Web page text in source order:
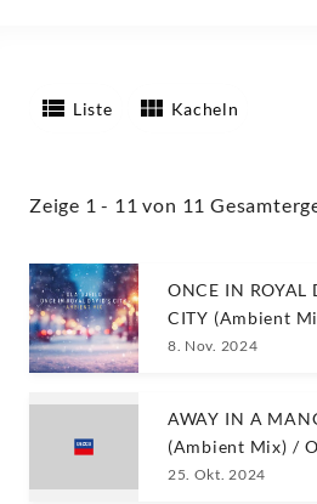
Liste Kacheln
Zeige 1 - 11 von 11
ONCE IN ROYAL
CITY (Ambient
Gjeilo
8. Nov. 2024
AWAY IN A
(Ambient Mix) /
25. Okt. 2024